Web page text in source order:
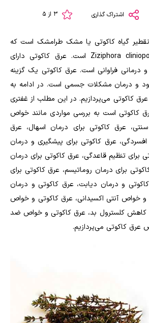
اشتراک گذاری
گیاه کاکوتی یا مشک طرامشک است که
نام علمی آن Ziziphora cliniopodiodes است. عرق کاکوتی دارای
درمانی فراوانی است. عرق کاکوتی یک گزینه
و درمان مشکلات جسمی است. در ادامه به
کاکوتی می‌پردازیم. در این مطلب از غفتری
کاکوتی است به بررسی مواردی مانند خواص
عرق کاکوتی برای درمان اسهال، عرق
عرق کاکوتی برای پیشگیری و درمان
برای تنظیم قاعدگی، عرق کاکوتی برای درمان
برای درمان روماتیسم، عرق کاکوتی برای
و درمان دیابت، عرق کاکوتی و درمان
و خواص آنتی اکسیدانی، عرق کاکوتی و خواص
کاهش کلسترول بد، عرق کاکوتی و خواص ضد
عرق کاکوتی می‌پردازیم.